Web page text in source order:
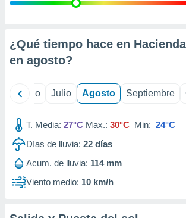
e
mediante
publicidad
de
1199
¿Qué tiempo hace en
en agosto?
Junio Julio Agosto Septiembre
T. Media: 27°C Max.: 30°C Min: 24°C
Días de lluvia: 22 días
Acum. de lluvia: 114 mm
Viento medio: 10 km/h